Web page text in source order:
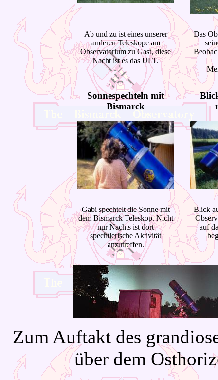
Ab und zu ist eines unserer
anderen Teleskope am
Observatorium zu Gast, diese
Nacht ist es das ULT.
Das
Sonnespechteln mit
Bismarck
Gabi spechtelt die Sonne mit
dem Bismarck Teleskop. Nicht
nur Nachts ist dort
spechtlerische Aktivität
anzutreffen.
Blick
auf
Zum Auftakt des
über dem